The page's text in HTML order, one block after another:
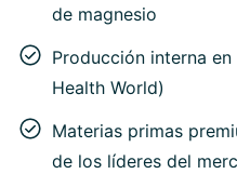
de magnesio
Producción interna en
Health World)
Materias primas
de los líderes del